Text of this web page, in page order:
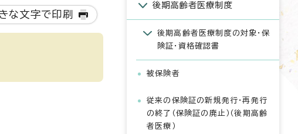
な文字で印刷
後期高齢者医療制度
後期高齢者医療制度の対象・保
険証・資格確認書
被保険者
従来の保険証の新規発行・再発行
の終了（保険証の廃止）（後期高齢
者医療）